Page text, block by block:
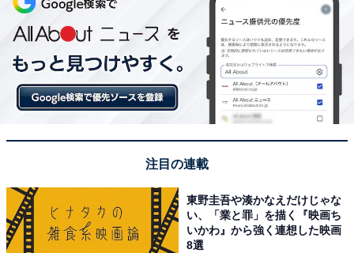
注目の連載
東野圭吾や湊かなえだけじゃな
い、「業と罪」を描く『映画ち
いかわ』から強く連想した映画
8選